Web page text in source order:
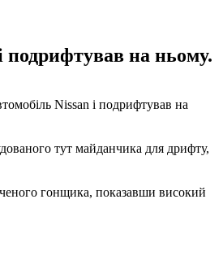
подрифтував на ньому.
Nissan і подрифтував на
тут майданчика для дрифту,
гонщика, показавши високий